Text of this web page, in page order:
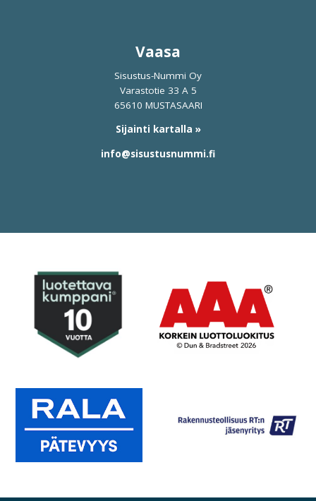
Vaasa
Sisustus-Nummi Oy
Varastotie 33 A 5
65610 MUSTASAARI
Sijainti kartalla »
info@sisustusnummi.fi